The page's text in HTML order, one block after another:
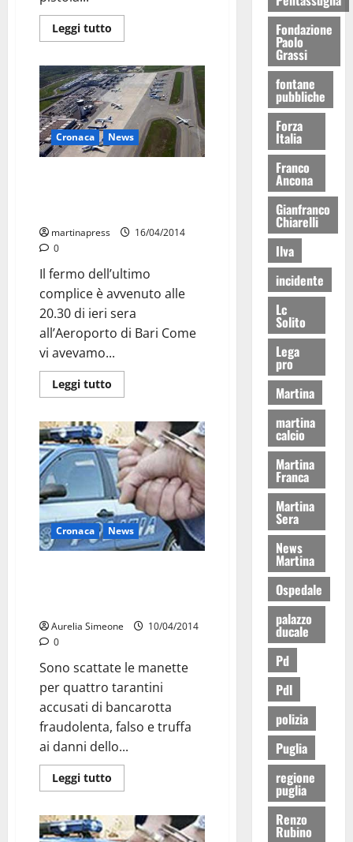
Leggi tutto
Cronaca News
martinapress
16/04/2014
0
Il fermo dell’ultimo
complice è avvenuto alle
20.30 di ieri sera
all’Aeroporto di Bari Come
vi avevamo...
Leggi tutto
Cronaca News
Aurelia Simeone
10/04/2014
0
Sono scattate le manette
per quattro tarantini
accusati di bancarotta
fraudolenta, falso e truffa
ai danni dello...
Leggi tutto
Fondazione
Paolo
Grassi
fontane
pubbliche
Forza
Italia
Franco
Ancona
Gianfranco
Chiarelli
Ilva
incidente
Lc
Solito
Lega
pro
Martina
martina
calcio
Martina
Franca
Martina
Sera
News
Martina
Ospedale
palazzo
ducale
Pd
Pdl
polizia
Puglia
regione
puglia
Renzo
Rubino